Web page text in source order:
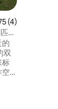
分 4.75 分（
(4)
克
双
标